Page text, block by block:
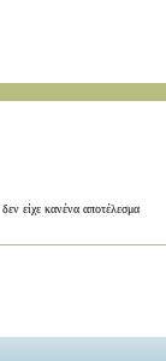
είχε κανένα αποτέλεσμα